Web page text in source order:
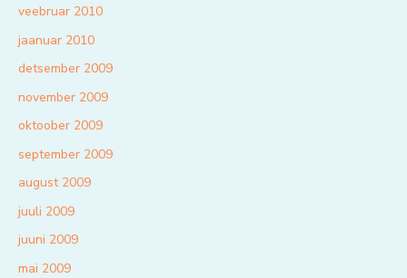
veebruar 2010
jaanuar 2010
detsember 2009
november 2009
oktoober 2009
september 2009
august 2009
juuli 2009
juuni 2009
mai 2009